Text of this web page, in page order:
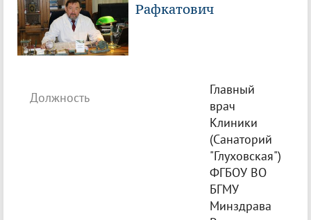
Рафкатович
Должность
Главный
врач
Клиники
(Санаторий
"Глуховская")
ФГБОУ ВО
БГМУ
Минздрава